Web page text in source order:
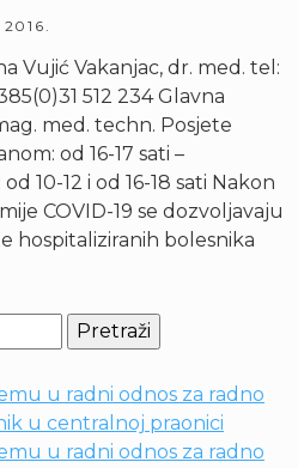
Vujić Vakanjac, dr. med. tel:
512 234 Glavna
med. techn. Posjete
od 16-17 sati –
10-12 i od 16-18 sati Nakon
COVID-19 se dozvoljavaju
hospitaliziranih bolesnika
u radni odnos za radno
u centralnoj praonici
u radni odnos za radno